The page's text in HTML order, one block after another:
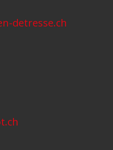
detresse.ch